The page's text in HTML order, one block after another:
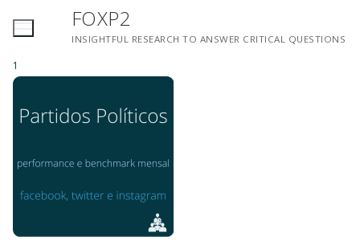
FOXP2
INSIGHTFUL RESEARCH TO ANSWER CRITICAL QUESTIONS
1